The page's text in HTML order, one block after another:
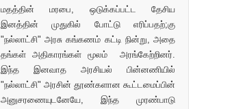
மதத்தின் மரபை, ஒடுக்கப்பட்ட தேசிய
இனத்தின் முதுகில் போட்டு எரிப்பதற்;கு
"நல்லாட்சி" அரசு கங்கணம் கட்டி நின்று, அதை
தங்கள் அதிகாரங்கள் மூலம் அரங்கேற்றினர்.
இந்த இனவாத அரசியல் பின்னணியில்
"நல்லாட்சி" அரசின் தூண்களான கூட்டமைப்பின்
அனுசரணையுடனேயே, இந்த முரண்பாடு